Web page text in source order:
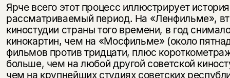
Ярче всего этот процесс иллюстрирует
рассматриваемый период. На «Ленфильме»,
киностудии страны того времени, в год
кинокартин, чем на «Мосфильме» (около
фильмов против тридцати, плюс
больше, чем на любой другой советской
чем на крупнейших студиях советских